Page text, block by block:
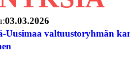
03.03.2026
Uusimaa valtuustoryhmän